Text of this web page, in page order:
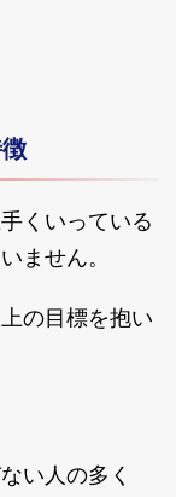
くいっている
ません。
の目標を抱い
い人の多く